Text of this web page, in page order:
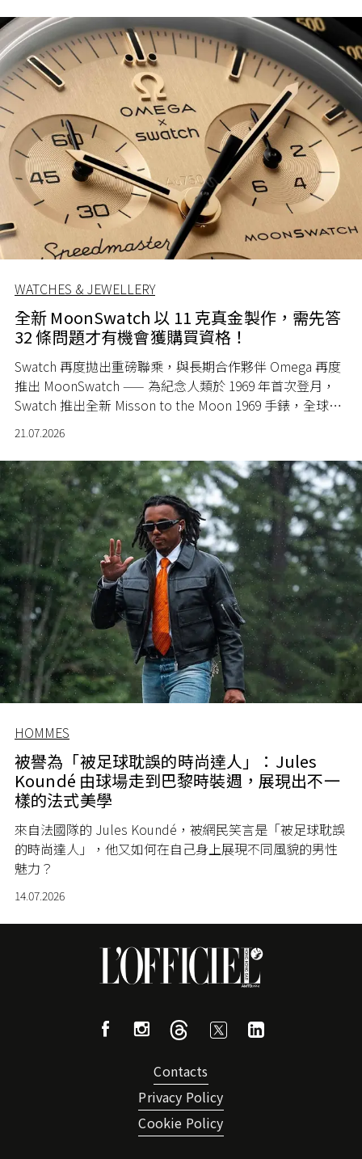
WATCHES & JEWELLERY
全新 MoonSwatch 以 11 克真金製作，需先答
32 條問題才有機會獲購買資格！
Swatch 再度拋出重磅聯乘，與長期合作夥伴 Omega 再度
推出 MoonSwatch —— 為紀念人類於 1969 年首次登月，
Swatch 推出全新 Misson to the Moon 1969 手錶，全球限
21.07.2026
HOMMES
被譽為「被足球耽誤的時尚達人」：Jules
Koundé 由球場走到巴黎時裝週，展現出不一
樣的法式美學
來自法國隊的 Jules Koundé，被網民笑言是「被足球耽誤
的時尚達人」，他又如何在自己身上展現不同風貌的男性
魅力？
14.07.2026
Contacts
Privacy Policy
Cookie Policy